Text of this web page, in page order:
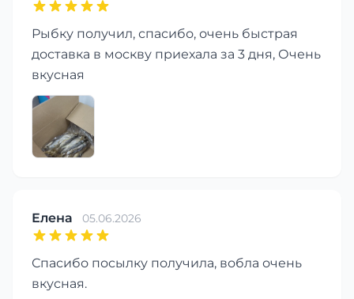
Рыбку получил, спасибо, очень быстрая
доставка в москву приехала за 3 дня, Очень
вкусная
Елена 05.06.2026
Спасибо посылку получила, вобла очень
вкусная.